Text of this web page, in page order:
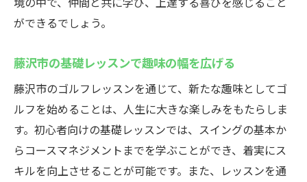
ができるでしょう。
藤沢市の基礎レッスンで趣味の幅を広げる
藤沢市のゴルフレッスンを通じて、新たな趣味としてゴ
ルフを始めることは、人生に大きな楽しみをもたらしま
す。初心者向けの基礎レッスンでは、スイングの基本か
らコースマネジメントまでを学ぶことができ、着実にス
キルを向上させることが可能です。また、レッスンを通